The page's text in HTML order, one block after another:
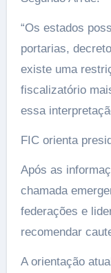
“Os estados
portarias,
existe uma
fiscalizatório
essa
FIC orienta
Após as
chamada
federações e
recomendar
A orientação